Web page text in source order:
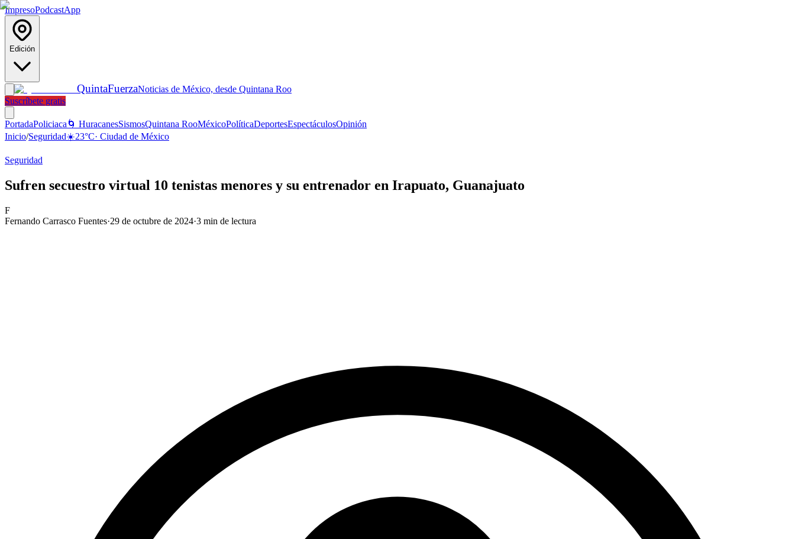
ImpresoPodcastApp
Edición
QuintaFuerzaNoticias de México, desde Quintana Roo
Suscríbete gratis
PortadaPoliciaca 🌀 HuracanesSismosQuintana RooMéxicoPolíticaDeportesEspectáculosOpinión
Inicio/Seguridad☀️23°C· Ciudad de México
Seguridad
Sufren secuestro virtual 10 tenistas menores y su entrenador en Irapuato, Guanajuato
F
Fernando Carrasco Fuentes·29 de octubre de 2024·3 min de lectura